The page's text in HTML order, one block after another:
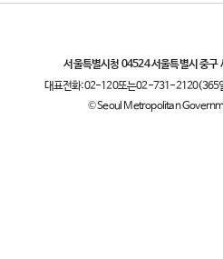
서울특별시청 04524 서울특별시 중구
대표전화:02-120또는02-731-2120(365
© Seoul Metropolitan